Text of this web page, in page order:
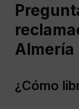
Almería
¿Cómo